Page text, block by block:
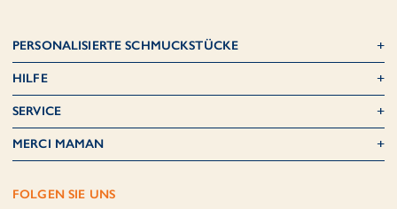
PERSONALISIERTE SCHMUCKSTÜCKE
HILFE
SERVICE
MERCI MAMAN
FOLGEN SIE UNS